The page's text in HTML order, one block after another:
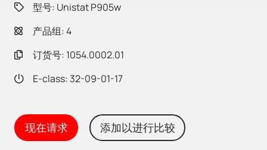
型号: Unistat P905w
产品组: 4
订货号: 1054.0002.01
E-class: 32-09-01-17
现在请求 添加以进行比较